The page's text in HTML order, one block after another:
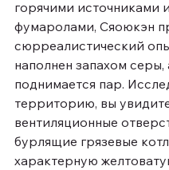
горячими источниками
фумаролами, Сяоюкэн
сюрреалистический
наполнен запахом серы,
поднимается пар.
территорию, вы
вентиляционные
бурлящие грязевые
характерную